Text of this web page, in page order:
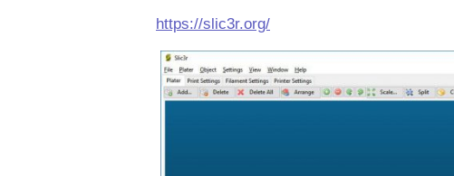
https://slic3r.org/